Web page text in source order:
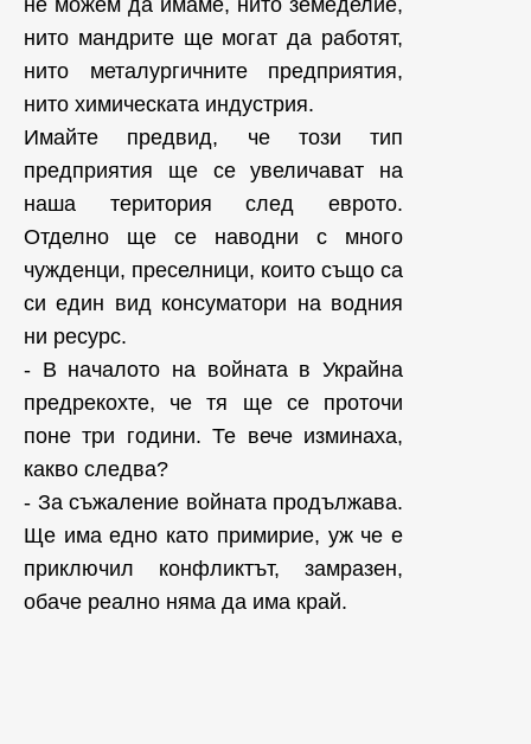
не можем да имаме, нито земеделие,
нито мандрите ще могат да работят,
нито металургичните предприятия,
нито химическата индустрия.
Имайте предвид, че този тип
предприятия ще се увеличават на
наша територия след еврото.
Отделно ще се наводни с много
чужденци, преселници, които също са
си един вид консуматори на водния
ни ресурс.
- В началото на войната в Украйна
предрекохте, че тя ще се проточи
поне три години. Те вече изминаха,
какво следва?
- За съжаление войната продължава.
Ще има едно като примирие, уж че е
приключил конфликтът, замразен,
обаче реално няма да има край.